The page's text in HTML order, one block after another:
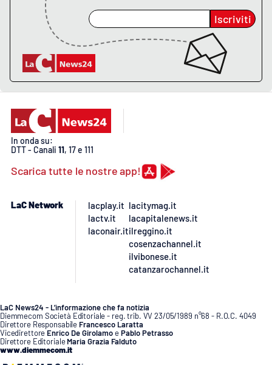
Cosenza
Lamezia Terme
PROGETTI
Buona Sanità Calabria
LA
CALABRIAVISIONE
Destinazioni
LAC
NETWORK
Iscriviti
In onda su:
DTT - Canali 11, 17 e 111
Scarica tutte le nostre app!
LaC Network
lacplay.it
lactv.it
laconair.it
lacitymag.it
lacapitalenews.it
ilreggino.it
cosenzachannel.it
ilvibonese.it
catanzarochannel.it
LaC News24 - L’informazione che fa notizia
Diemmecom Società Editoriale - reg. trib. VV 23/05/1989 n°68 - R.O.C. 4049
Direttore Responsabile Francesco Laratta
Vicedirettore Enrico De GirolamoePablo Petrasso
Direttore Editoriale Maria Grazia Falduto
www.diemmecom.it